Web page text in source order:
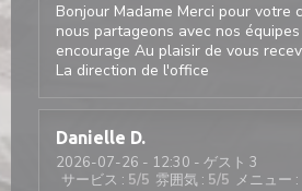
Bonjour Madame Merci pour votre
nous partageons avec nos
encourage Au plaisir de vous
La direction de l'office
Danielle D
2026-07-26 - 12:30 - ゲスト 3
サービス : 5/5 雰囲気 : 5/5 メニュー :